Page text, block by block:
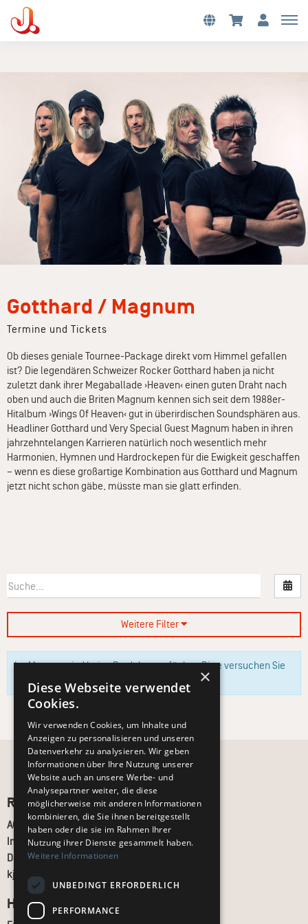
Gotthard / Magnum
Termine und Tickets
Ob dieses geniale Tournee-Package direkt vom Himmel gefallen
ist? Die legendären Schweizer Rocker Gotthard haben ja nicht
zuletzt dank ihrer Megaballade ›Heaven‹ einen guten Draht nach
oben und auch die Briten Magnum kennen sich seit dem 1988er-
Hitalbum ›Wings Of Heaven‹ gut in überirdischen Soundsphären aus.
Headliner Gotthard und Very Special Guest Magnum haben in ihren
jahrzehntelangen Karrieren natürlich noch wesentlich mehr
Harmonien, Hymnen und Hardrockepen für die Ewigkeit geschaffen
– wenn es diese großartige Kombination aus Gotthard und Magnum
jetzt nicht schon gäbe, müsste man sie glatt erfinden.
Weitere Filter
Im Moment sind keine Produkte verfügbar. Bitte versuchen Sie
Recht und Ordnung
AGB
Impressum
Datenschutz
kj.de
Hilfe & Support
×
Diese Webseite verwendet
Cookies.
Wir verwenden Cookies, um Inhalte und
Anzeigen zu personalisieren und unseren
Datenverkehr zu analysieren. Wir geben
Informationen über Ihre Nutzung unserer
Website auch an unsere Werbe- und
Analysepartner weiter, die diese
möglicherweise mit anderen Informationen
kombinieren, die Sie ihnen bereitgestellt
haben oder die sie im Rahmen Ihrer
Nutzung ihrer Dienste gesammelt haben.
Weitere Informationen
UNBEDINGT ERFORDERLICH
PERFORMANCE